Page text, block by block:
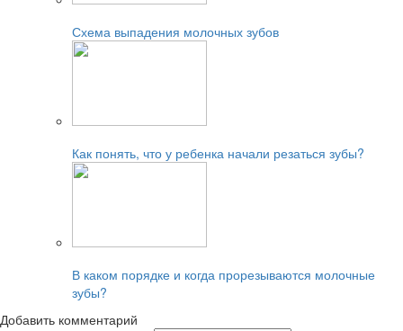
Схема выпадения молочных зубов
Как понять, что у ребенка начали резаться зубы?
В каком порядке и когда прорезываются молочные
зубы?
Добавить комментарий